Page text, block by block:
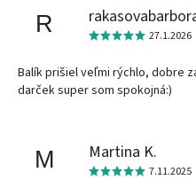
R 27.1.2026
Balík prišiel veľmi rýchlo, dobre
darček super som spokojná:)
M Martina K.
7.11.2025